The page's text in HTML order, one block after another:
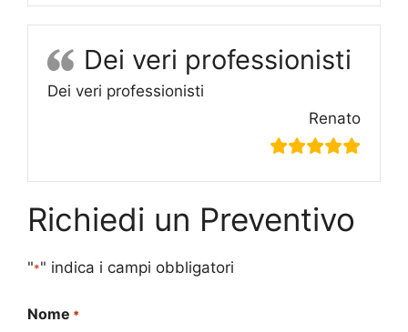
Dei veri professionisti
Dei veri professionisti
Renato
Richiedi un Preventivo
"*" indica i campi obbligatori
Nome *